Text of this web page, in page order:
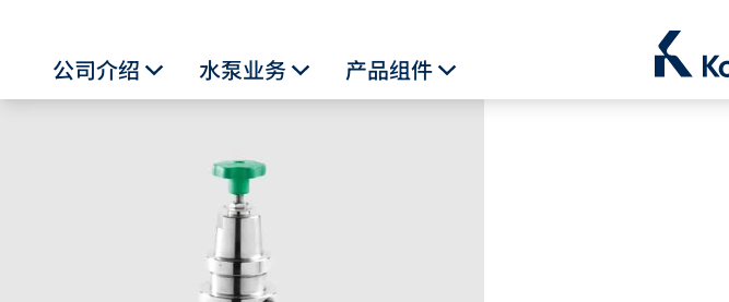
公司介绍 Toggle Dropdown
水泵业务 Toggle Dropdown
产品组件Toggle Dropdown